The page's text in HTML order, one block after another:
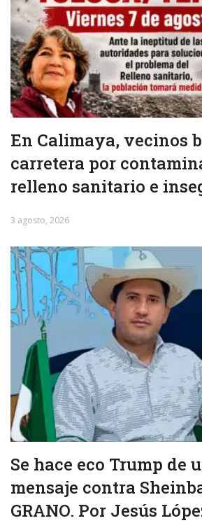
En Calimaya, vecinos
carretera por
relleno sanitario e
3 agosto, 2026
Se hace eco Trump de
mensaje contra
GRANO. Por Jesús